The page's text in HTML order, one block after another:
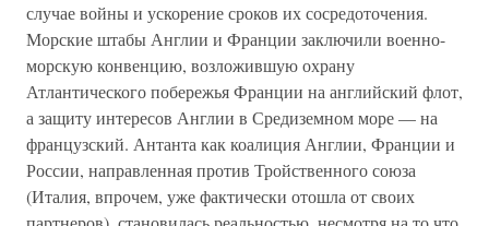
случае войны и ускорение сроков их сосредоточения.
Морские штабы Англии и Франции заключили военно-
морскую конвенцию, возложившую охрану
Атлантического побережья Франции на английский флот,
а защиту интересов Англии в Средиземном море — на
французский. Антанта как коалиция Англии, Франции и
России, направленная против Тройственного союза
(Италия, впрочем, уже фактически отошла от своих